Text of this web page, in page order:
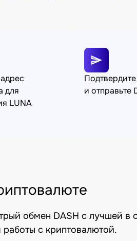
для
LUNA
и отправьте
обмен DASH с лучшей в
с криптовалютой.